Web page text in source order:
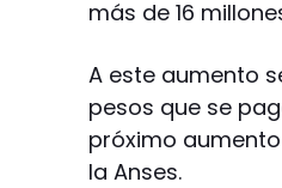
más de 16
A este aumento
pesos que se
próximo
la Anses.